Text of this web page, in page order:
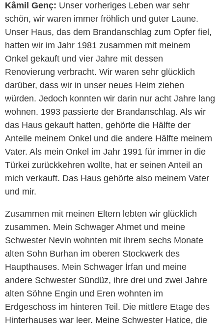
Kâmil Genç: Unser vorheriges Leben war sehr
schön, wir waren immer fröhlich und guter Laune.
Unser Haus, das dem Brandanschlag zum Opfer fiel,
hatten wir im Jahr 1981 zusammen mit meinem
Onkel gekauft und vier Jahre mit dessen
Renovierung verbracht. Wir waren sehr glücklich
darüber, dass wir in unser neues Heim ziehen
würden. Jedoch konnten wir darin nur acht Jahre lang
wohnen. 1993 passierte der Brandanschlag. Als wir
das Haus gekauft hatten, gehörte die Hälfte der
Anteile meinem Onkel und die andere Hälfte meinem
Vater. Als mein Onkel im Jahr 1991 für immer in die
Türkei zurückkehren wollte, hat er seinen Anteil an
mich verkauft. Das Haus gehörte also meinem Vater
und mir.
Zusammen mit meinen Eltern lebten wir glücklich
zusammen. Mein Schwager Ahmet und meine
Schwester Nevin wohnten mit ihrem sechs Monate
alten Sohn Burhan im oberen Stockwerk des
Haupthauses. Mein Schwager İrfan und meine
andere Schwester Sündüz, ihre drei und zwei Jahre
alten Söhne Engin und Eren wohnten im
Erdgeschoss im hinteren Teil. Die mittlere Etage des
Hinterhauses war leer. Meine Schwester Hatice, die